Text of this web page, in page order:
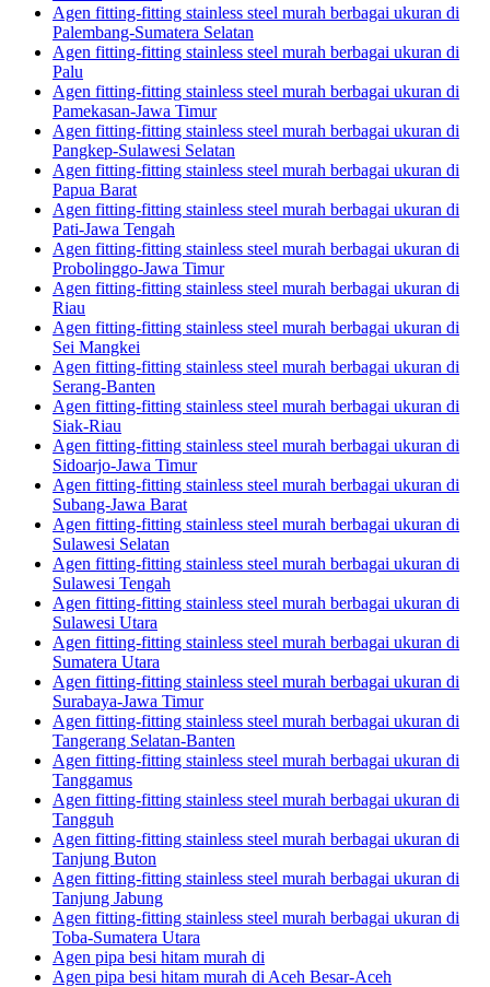
Agen fitting-fitting stainless steel murah berbagai ukuran di
Palembang-Sumatera Selatan
Agen fitting-fitting stainless steel murah berbagai ukuran di
Palu
Agen fitting-fitting stainless steel murah berbagai ukuran di
Pamekasan-Jawa Timur
Agen fitting-fitting stainless steel murah berbagai ukuran di
Pangkep-Sulawesi Selatan
Agen fitting-fitting stainless steel murah berbagai ukuran di
Papua Barat
Agen fitting-fitting stainless steel murah berbagai ukuran di
Pati-Jawa Tengah
Agen fitting-fitting stainless steel murah berbagai ukuran di
Probolinggo-Jawa Timur
Agen fitting-fitting stainless steel murah berbagai ukuran di
Riau
Agen fitting-fitting stainless steel murah berbagai ukuran di
Sei Mangkei
Agen fitting-fitting stainless steel murah berbagai ukuran di
Serang-Banten
Agen fitting-fitting stainless steel murah berbagai ukuran di
Siak-Riau
Agen fitting-fitting stainless steel murah berbagai ukuran di
Sidoarjo-Jawa Timur
Agen fitting-fitting stainless steel murah berbagai ukuran di
Subang-Jawa Barat
Agen fitting-fitting stainless steel murah berbagai ukuran di
Sulawesi Selatan
Agen fitting-fitting stainless steel murah berbagai ukuran di
Sulawesi Tengah
Agen fitting-fitting stainless steel murah berbagai ukuran di
Sulawesi Utara
Agen fitting-fitting stainless steel murah berbagai ukuran di
Sumatera Utara
Agen fitting-fitting stainless steel murah berbagai ukuran di
Surabaya-Jawa Timur
Agen fitting-fitting stainless steel murah berbagai ukuran di
Tangerang Selatan-Banten
Agen fitting-fitting stainless steel murah berbagai ukuran di
Tanggamus
Agen fitting-fitting stainless steel murah berbagai ukuran di
Tangguh
Agen fitting-fitting stainless steel murah berbagai ukuran di
Tanjung Buton
Agen fitting-fitting stainless steel murah berbagai ukuran di
Tanjung Jabung
Agen fitting-fitting stainless steel murah berbagai ukuran di
Toba-Sumatera Utara
Agen pipa besi hitam murah di
Agen pipa besi hitam murah di Aceh Besar-Aceh